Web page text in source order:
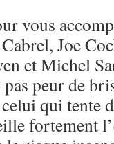
vous
Joe
et Michel
pas peur de
qui tente
fortement